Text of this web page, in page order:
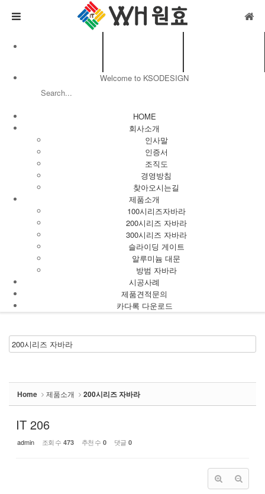
Welcome to KSODESIGN
HOME
회사소개
인사말
인증서
조직도
경영방침
찾아오시는길
제품소개
100시리즈자바라
200시리즈 자바라
300시리즈 자바라
슬라이딩 게이트
알루미늄 대문
방범 자바라
시공사례
제품견적문의
카다록 다운로드
Home 제품소개 200시리즈 자바라
IT 206
admin 조회 수 473 추천 수 0 댓글 0